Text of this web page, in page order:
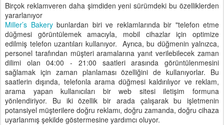
Birçok reklamveren daha şimdiden yeni sürümdeki bu özelliklerden
yararlanıyor
Miller’s Bakerybunlardan biri ve reklamlarında bir "telefon etme
düğmesi görüntülemek amacıyla, mobil cihazlar için optimize
edilmiş telefon uzantıları kullanıyor. Ayrıca, bu düğmenin yalnızca,
personel tarafından müşteri aramalarına yanıt verilebilecek zaman
dilimi olan 04:00 - 21:00 saatleri arasında görüntülenmesini
sağlamak için zaman planlaması özelliğini de kullanıyorlar. Bu
saatlerin dışında, telefonla arama düğmesi kaldırılıyor ve reklam,
arama yapan kullanıcıları bir web sitesi iletişim formuna
yönlendiriyor. Bu iki özellik bir arada çalışarak bu işletmenin
potansiyel müşterilere doğru reklamı, doğru zamanda, doğru cihaza
uyarlanmış şekilde göstermesine yardımcı oluyor.